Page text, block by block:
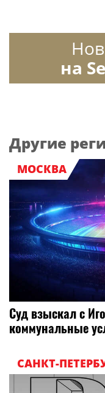
на
Другие
МОСКВА
Суд взыскал с
коммунальные
САНКТ-